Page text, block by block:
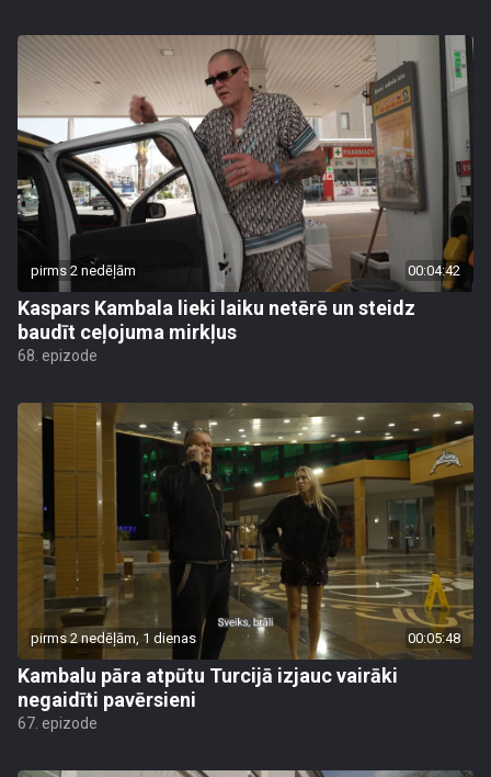
pirms 2 nedēļām 00:04:42
Kaspars Kambala lieki laiku netērē un steidz
baudīt ceļojuma mirkļus
68. epizode
pirms 2 nedēļām, 1 dienas 00:05:48
Kambalu pāra atpūtu Turcijā izjauc vairāki
negaidīti pavērsieni
67. epizode